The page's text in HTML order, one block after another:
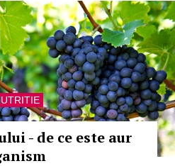
- de ce este aur